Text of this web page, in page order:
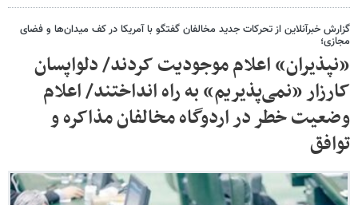
گزارش خبرآنلاین از تحرکات جدید مخالفان گفتگو با آمریکا در کف میدان‌ها و فضای
مجازی؛
«نپذیران» اعلام موجودیت کردند/ دلواپسان
کارزار «نمی‌پذیریم» به راه انداختند/ اعلام
وضعیت خطر در اردوگاه مخالفان مذاکره و
توافق